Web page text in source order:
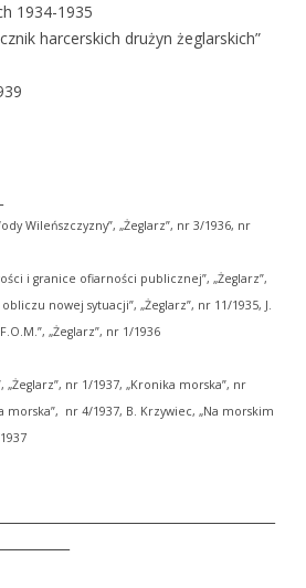
1934-1935
harcerskich drużyn żeglarskich”
Wileńszczyzny”, „Żeglarz”, nr 3/1936, nr
i granice ofiarności publicznej”, „Żeglarz”,
nowej sytuacji”, „Żeglarz”, nr 11/1935, J.
„Żeglarz”, nr 1/1936
nr 1/1937, „Kronika morska”, nr
morska”, nr 4/1937, B. Krzywiec, „Na morskim